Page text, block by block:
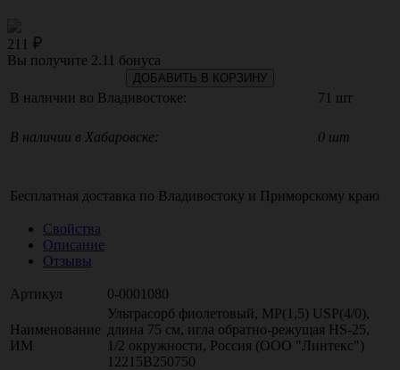
211
Вы получите 2.11 бонуса
ДОБАВИТЬ В КОРЗИНУ
В наличии во Владивостоке: 71 шт
В наличии в Хабаровске: 0 шт
Бесплатная доставка по Владивостоку и Приморскому краю
Свойства
Описание
Отзывы
Артикул 0-0001080
Наименование
ИМ
Ультрасорб фиолетовый, МР(1,5) USP(4/0),
длина 75 см, игла обратно-режущая HS-25,
1/2 окружности, Россия (ООО "Линтекс")
12215B250750